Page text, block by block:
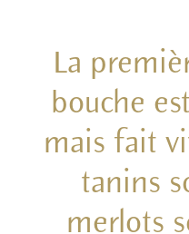
La
bouche
mais fait
tanins
merlots